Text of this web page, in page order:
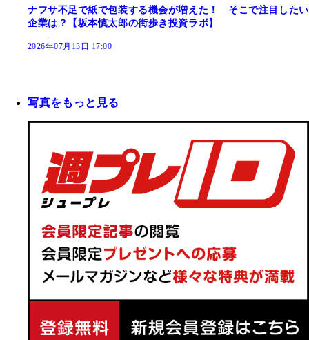
ナフサ不足で紙で包装する機会が増えた！ そこで注目したい
企業は？【坂本慎太郎の街歩き投資ラボ】
2026年07月13日 17:00
写真をもっと見る